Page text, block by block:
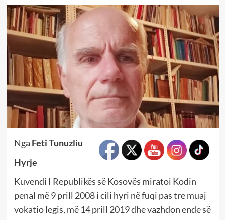
Nga Feti Tunuzliu
Hyrje
Kuvendi I Republikës së Kosovës miratoi Kodin
penal më 9 prill 2008 i cili hyri në fuqi pas tre muaj
vokatio legis, më 14 prill 2019 dhe vazhdon ende së